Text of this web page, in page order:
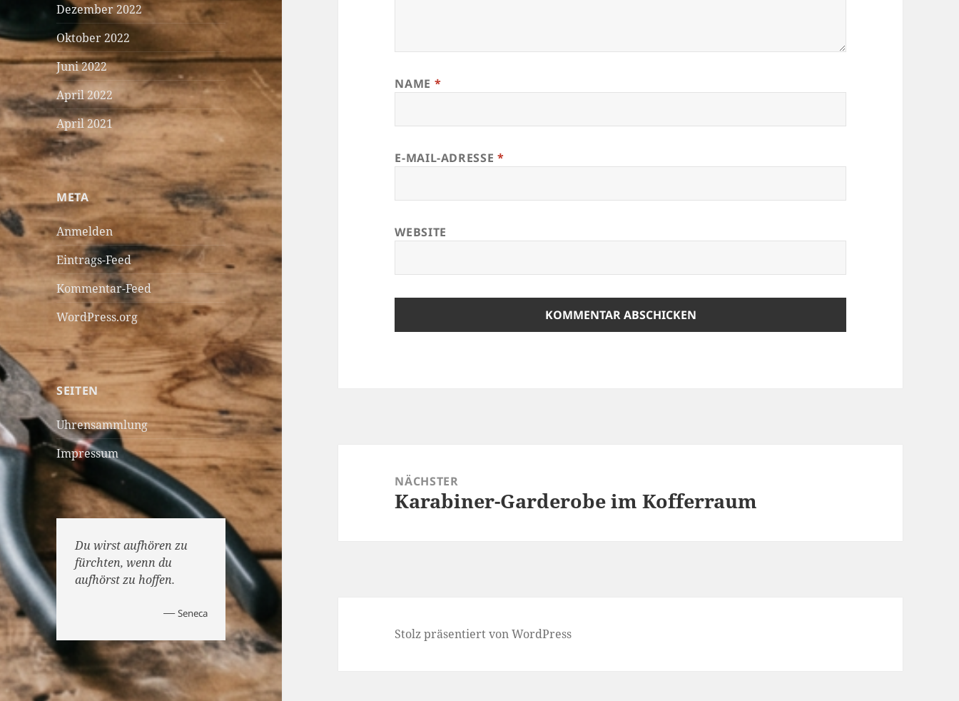
Dezember 2022
Oktober 2022
Juni 2022
April 2022
April 2021
META
Anmelden
Eintrags-Feed
Kommentar-Feed
WordPress.org
SEITEN
Uhrensammlung
Impressum
Du wirst aufhören zu
fürchten, wenn du
aufhörst zu hoffen.
—Seneca
NAME *
E-MAIL-ADRESSE *
WEBSITE
NÄCHSTER
Nächster
Karabiner-Garderobe im Kofferraum
Stolz präsentiert von WordPress